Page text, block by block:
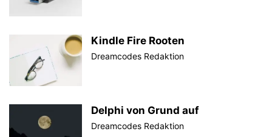
Kindle Fire Rooten
Dreamcodes Redaktion
Delphi von Grund auf
Dreamcodes Redaktion